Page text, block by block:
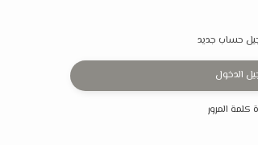
حساب جديد
الدخول
كلمة المرور